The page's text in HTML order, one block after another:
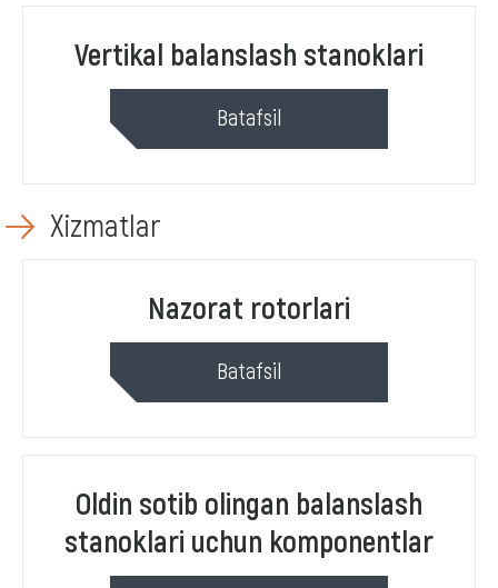
Vertikal balanslash stanoklari
Batafsil
Xizmatlar
Nazorat rotorlari
Batafsil
Oldin sotib olingan balanslash
stanoklari uchun komponentlar